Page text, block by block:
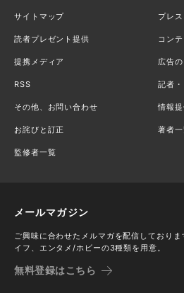
サイトマップ プレ
読者プレゼント提供 コン
提携メディア 広告
RSS 記者
その他、お問い合わせ 情報
お詫びと訂正 著者
監修者一覧
メールマガジン
ご興味に合わせたメルマガを配信しており
イフ、エンタメ/ホビーの3種類を用意。
無料登録はこちら